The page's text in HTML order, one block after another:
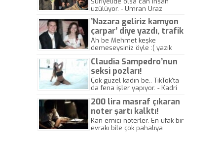
üzülüyor. - Umran Uraz
’Nazara geliriz kamyon
çarpar’ diye yazdı, trafik
kazasında öldü!
Ah be Mehmet keşke
demeseysiniz öyle :( yazık
Claudia Sampedro’nun
seksi pozları!
Çok güzel kadın be.. TikTok'ta
da fena işler yapıyor. - Kadri
200 lira masraf çıkaran
noter şartı kalktı!
Kan emici noterler. En ufak bir
evrakı bile çok pahalıya